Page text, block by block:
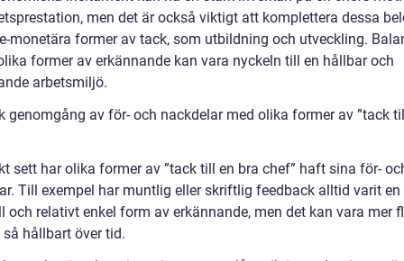
men det är också viktigt att komplettera dessa
monetära former av tack, som utbildning och utveckling.
former av erkännande kan vara nyckeln till en hållbar och
arbetsmiljö.
genomgång av för- och nackdelar med olika former av ”tack
sett har olika former av ”tack till en bra chef” haft sina för-
Till exempel har muntlig eller skriftlig feedback alltid varit en
och relativt enkel form av erkännande, men det kan vara mer
hållbart över tid.